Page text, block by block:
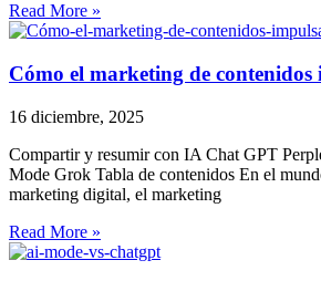
Read More »
Cómo el marketing de contenidos
16 diciembre, 2025
Compartir y resumir con IA Chat GPT
Mode Grok Tabla de contenidos En el
marketing digital, el marketing
Read More »